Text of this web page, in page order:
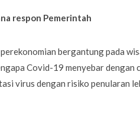
respon Pemerintah
bergantung pada
Covid-19 menyebar dengan
virus dengan risiko penularan